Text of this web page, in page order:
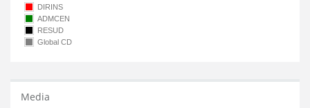
DIRINS
ADMCEN
RESUD
Global CD
Media